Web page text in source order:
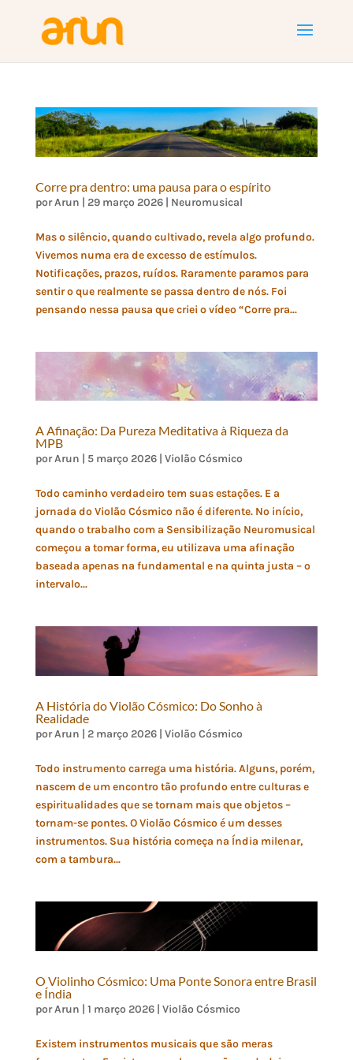
Corre pra dentro: uma pausa para o espírito
porArun | 29 março 2026| Neuromusical
Mas o silêncio, quando cultivado, revela algo profundo.
Vivemos numa era de excesso de estímulos.
Notificações, prazos, ruídos. Raramente paramos para
sentir o que realmente se passa dentro de nós. Foi
pensando nessa pausa que criei o vídeo “Corre pra...
A Afinação: Da Pureza Meditativa à Riqueza da
MPB
porArun | 5 março 2026| Violão Cósmico
Todo caminho verdadeiro tem suas estações. E a
jornada do Violão Cósmico não é diferente. No início,
quando o trabalho com a Sensibilização Neuromusical
começou a tomar forma, eu utilizava uma afinação
baseada apenas na fundamental e na quinta justa – o
intervalo...
A História do Violão Cósmico: Do Sonho à
Realidade
porArun | 2 março 2026| Violão Cósmico
Todo instrumento carrega uma história. Alguns, porém,
nascem de um encontro tão profundo entre culturas e
espiritualidades que se tornam mais que objetos –
tornam-se pontes. O Violão Cósmico é um desses
instrumentos. Sua história começa na Índia milenar,
com a tambura...
O Violinho Cósmico: Uma Ponte Sonora entre Brasil
e Índia
porArun | 1 março 2026| Violão Cósmico
Existem instrumentos musicais que são meras